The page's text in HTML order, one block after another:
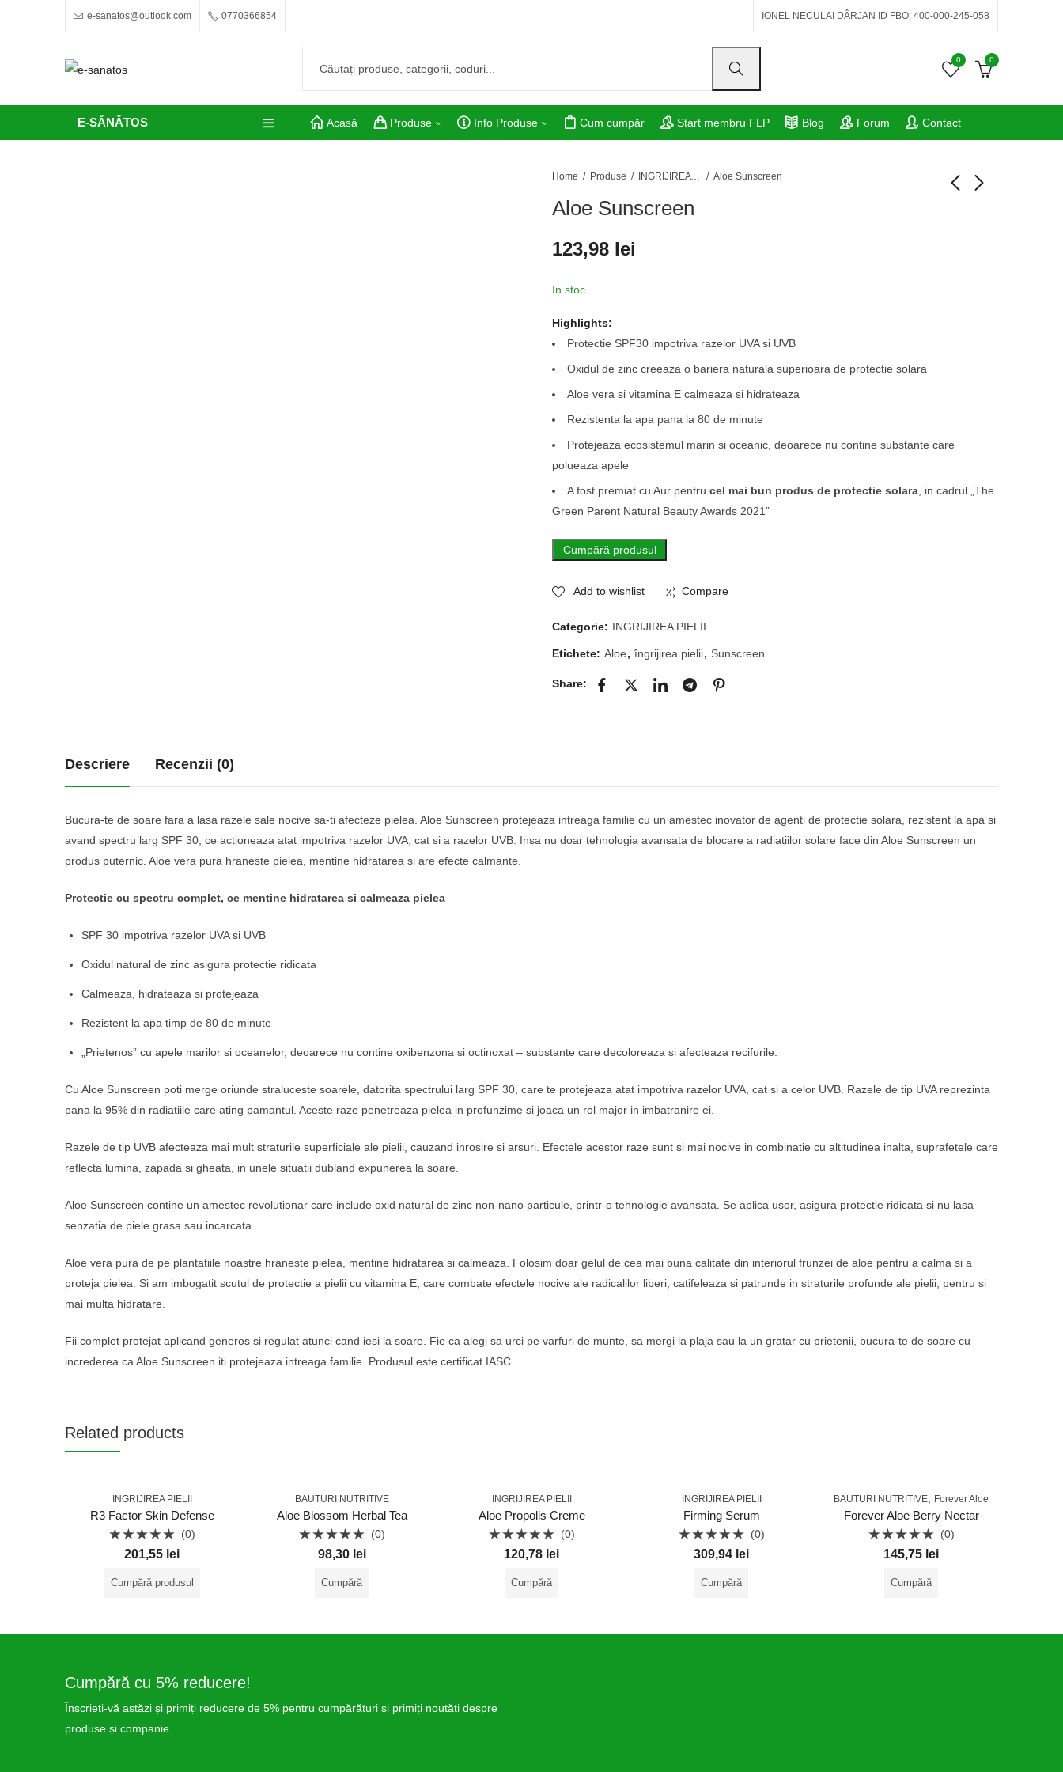
e-sanatos@outlook.com 0770366854 IONEL NECULAI DÂRJAN ID FBO: 400-000-245-058
0 0
E-SĂNĂTOS Acasă Produse Info Produse Cum cumpăr Start membru FLP Blog Forum Contact
Home Produse INGRIJIREA PIELII Aloe Sunscreen
Aloe Sunscreen
123,98 lei
In stoc
Highlights:
Protectie SPF30 impotriva razelor UVA si UVB
Oxidul de zinc creeaza o bariera naturala superioara de protectie solara
Aloe vera si vitamina E calmeaza si hidrateaza
Rezistenta la apa pana la 80 de minute
Protejeaza ecosistemul marin si oceanic, deoarece nu contine substante care
polueaza apele
A fost premiat cu Aur pentru cel mai bun produs de protectie solara , in cadrul „The
Green Parent Natural Beauty Awards 2021”
Cumpără produsul
Add to wishlist Compare
Categorie: INGRIJIREA PIELII
Etichete: Aloe, îngrijirea pielii, Sunscreen
Share:
Descriere Recenzii (0)
Bucura-te de soare fara a lasa razele sale nocive sa-ti afecteze pielea. Aloe Sunscreen protejeaza intreaga familie cu un amestec inovator de agenti de protectie solara, rezistent la apa si
avand spectru larg SPF 30, ce actioneaza atat impotriva razelor UVA, cat si a razelor UVB. Insa nu doar tehnologia avansata de blocare a radiatiilor solare face din Aloe Sunscreen un
produs puternic. Aloe vera pura hraneste pielea, mentine hidratarea si are efecte calmante.
Protectie cu spectru complet, ce mentine hidratarea si calmeaza pielea
SPF 30 impotriva razelor UVA si UVB
Oxidul natural de zinc asigura protectie ridicata
Calmeaza, hidrateaza si protejeaza
Rezistent la apa timp de 80 de minute
„Prietenos” cu apele marilor si oceanelor, deoarece nu contine oxibenzona si octinoxat – substante care decoloreaza si afecteaza recifurile.
Cu Aloe Sunscreen poti merge oriunde straluceste soarele, datorita spectrului larg SPF 30, care te protejeaza atat impotriva razelor UVA, cat si a celor UVB. Razele de tip UVA reprezinta
pana la 95% din radiatiile care ating pamantul. Aceste raze penetreaza pielea in profunzime si joaca un rol major in imbatranire ei.
Razele de tip UVB afecteaza mai mult straturile superficiale ale pielii, cauzand inrosire si arsuri. Efectele acestor raze sunt si mai nocive in combinatie cu altitudinea inalta, suprafetele care
reflecta lumina, zapada si gheata, in unele situatii dubland expunerea la soare.
Aloe Sunscreen contine un amestec revolutionar care include oxid natural de zinc non-nano particule, printr-o tehnologie avansata. Se aplica usor, asigura protectie ridicata si nu lasa
senzatia de piele grasa sau incarcata.
Aloe vera pura de pe plantatiile noastre hraneste pielea, mentine hidratarea si calmeaza. Folosim doar gelul de cea mai buna calitate din interiorul frunzei de aloe pentru a calma si a
proteja pielea. Si am imbogatit scutul de protectie a pielii cu vitamina E, care combate efectele nocive ale radicalilor liberi, catifeleaza si patrunde in straturile profunde ale pielii, pentru si
mai multa hidratare.
Fii complet protejat aplicand generos si regulat atunci cand iesi la soare. Fie ca alegi sa urci pe varfuri de munte, sa mergi la plaja sau la un gratar cu prietenii, bucura-te de soare cu
increderea ca Aloe Sunscreen iti protejeaza intreaga familie. Produsul este certificat IASC.
Related products
INGRIJIREA PIELII
R3 Factor Skin Defense
Evaluat
din
5
(0)
201,55 lei
Cumpără produsul
BAUTURI NUTRITIVE
Aloe Blossom Herbal Tea
Evaluat
(0)
98,30 lei
Cumpără
INGRIJIREA PIELII
Aloe Propolis Creme
Evaluat
(0)
120,78 lei
Cumpără
INGRIJIREA PIELII
Firming Serum
Evaluat
(0)
309,94 lei
Cumpără
BAUTURI NUTRITIVE Forever Aloe
Forever Aloe Berry Nectar
Evaluat
(0)
145,75 lei
Cumpără
Cumpără cu 5% reducere!
Înscrieți-vă astăzi și primiți reducere de 5% pentru cumpărături și primiți noutăți despre
produse și companie.